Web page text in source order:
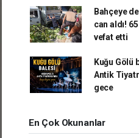
Bahçeye
can aldı!
vefat etti
Kuğu Gölü
Antik
gece
En Çok Okunanlar